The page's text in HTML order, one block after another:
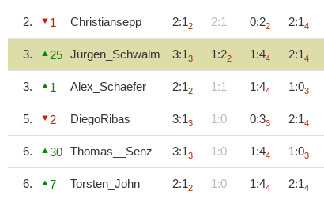
2. 1 Christiansepp 2:12 2:1 0:22 2:14
3. 25 Jürgen_Schwalm 3:13 1:22 1:44 2:14
3. 1 Alex_Schaefer 2:12 1:1 1:44 1:03
5. 2 DiegoRibas 3:13 1:0 0:33 2:14
6. 30 Thomas__Senz 3:13 1:0 1:44 1:03
6. 7 Torsten_John 2:12 1:0 1:44 2:14